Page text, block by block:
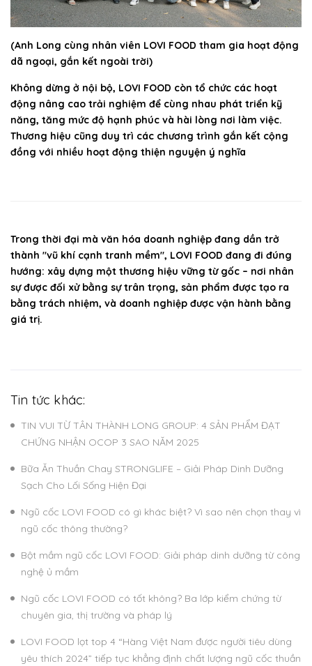
(Anh Long cùng nhân viên LOVI FOOD tham gia hoạt động
dã ngoại, gắn kết ngoài trời)
Không dừng ở nội bộ, LOVI FOOD còn tổ chức các hoạt
động nâng cao trải nghiệm để cùng nhau phát triển kỹ
năng, tăng mức độ hạnh phúc và hài lòng nơi làm việc.
Thương hiệu cũng duy trì các chương trình gắn kết cộng
đồng với nhiều hoạt động thiện nguyện ý nghĩa
Trong thời đại mà văn hóa doanh nghiệp đang dần trở
thành "vũ khí cạnh tranh mềm", LOVI FOOD đang đi đúng
hướng: xây dựng một thương hiệu vững từ gốc – nơi nhân
sự được đối xử bằng sự trân trọng, sản phẩm được tạo ra
bằng trách nhiệm, và doanh nghiệp được vận hành bằng
giá trị.
Tin tức khác:
TIN VUI TỪ TÂN THÀNH LONG GROUP: 4 SẢN PHẨM ĐẠT
CHỨNG NHẬN OCOP 3 SAO NĂM 2025
Bữa Ăn Thuần Chay STRONGLIFE – Giải Pháp Dinh Dưỡng
Sạch Cho Lối Sống Hiện Đại
Ngũ cốc LOVI FOOD có gì khác biệt? Vì sao nên chọn thay vì
ngũ cốc thông thường?
Bột mầm ngũ cốc LOVI FOOD: Giải pháp dinh dưỡng từ công
nghệ ủ mầm
Ngũ cốc LOVI FOOD có tốt không? Ba lớp kiểm chứng từ
chuyên gia, thị trường và pháp lý
LOVI FOOD lọt top 4 “Hàng Việt Nam được người tiêu dùng
yêu thích 2024” tiếp tục khẳng định chất lượng ngũ cốc thuần